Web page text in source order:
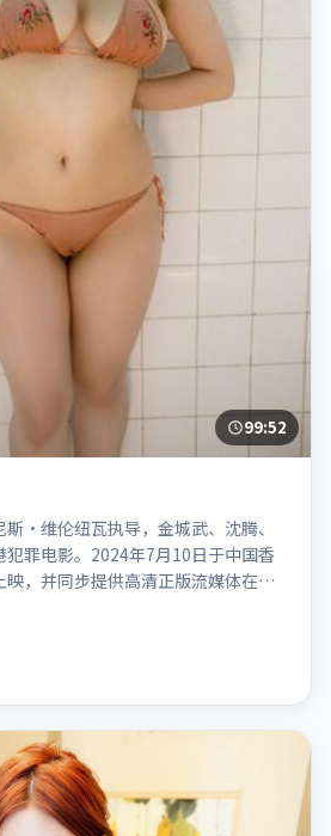
99:52
斯·维伦纽瓦执导，金城武、沈腾、
犯罪电影。2024年7月10日于中国香
，并同步提供高清正版流媒体在线
案件与人性灰色地带，张力十足，
。本片适合检索「暗涌寓言」「丹
」「中国香港」「2024」「2024-
影迷阅读简介与主创信息。